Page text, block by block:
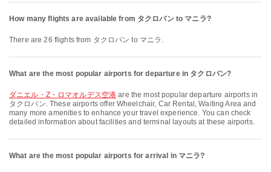
How many flights are available from タクロバン to マニラ?
There are 26 flights from タクロバン to マニラ.
What are the most popular airports for departure in タクロバン?
ダニエル・Z・ロマオルデス空港 are the most popular departure airports in
タクロバン. These airports offer Wheelchair, Car Rental, Waiting Area and
many more amenities to enhance your travel experience. You can check
detailed information about facilities and terminal layouts at these airports.
What are the most popular airports for arrival in マニラ?